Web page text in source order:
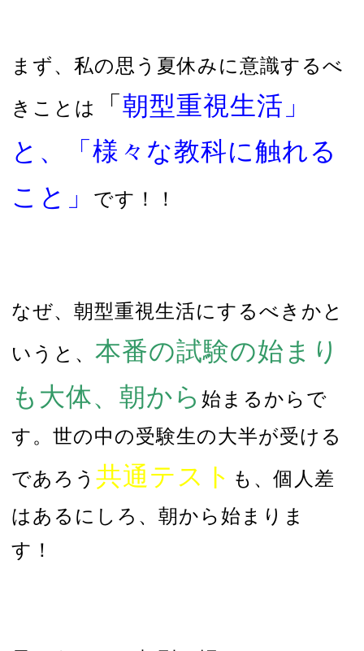
まず、私の思う夏休みに意識するべ
きことは
「 朝型重視生活」
と、「様々な教科に触れる
こと」
です！！
なぜ、朝型重視生活にするべきかと
いうと、 本番の試験の始まり
も大体、朝から 始まるからで
す。世の中の受験生の大半が受ける
であろう 共通テスト も、個人差
はあるにしろ、朝から始まりま
す！